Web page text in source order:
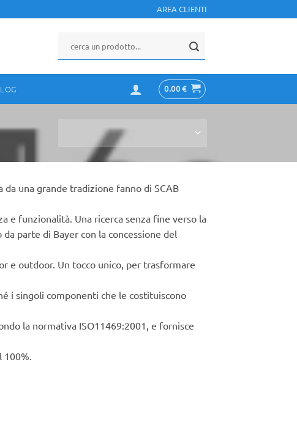
AREA CLIENTI
0.00€
una grande tradizione fanno di SCAB
e funzionalità. Una ricerca senza fine verso la
parte di Bayer con la concessione del
e outdoor. Un tocco unico, per trasformare
i singoli componenti che le costituiscono
la normativa ISO11469:2001, e fornisce
100%.